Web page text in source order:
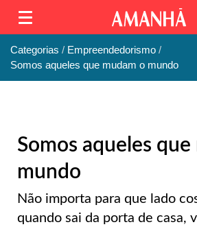
Categorias
Empreendedorismo
Somos aqueles que mudam o mundo
Somos aqueles
mundo
Não importa para que lado
quando sai da porta de casa,